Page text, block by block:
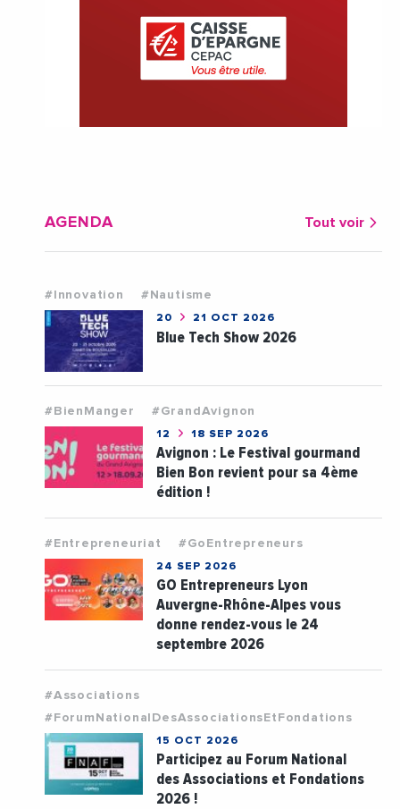
AGENDA Tout voir
#Innovation #Nautisme
20 21 OCT 2026
Blue Tech Show 2026
#BienManger #GrandAvignon
12 18 SEP 2026
Avignon : Le Festival gourmand
Bien Bon revient pour sa 4ème
édition !
#Entrepreneuriat #GoEntrepreneurs
24 SEP 2026
GO Entrepreneurs Lyon
Auvergne-Rhône-Alpes vous
donne rendez-vous le 24
septembre 2026
#Associations
#ForumNationalDesAssociationsEtFondations
15 OCT 2026
Participez au Forum National
des Associations et Fondations
2026 !